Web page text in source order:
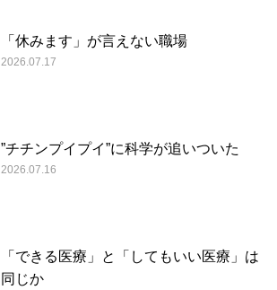
「休みます」が言えない職場
2026.07.17
”チチンプイプイ”に科学が追いついた
2026.07.16
「できる医療」と「してもいい医療」は
同じか